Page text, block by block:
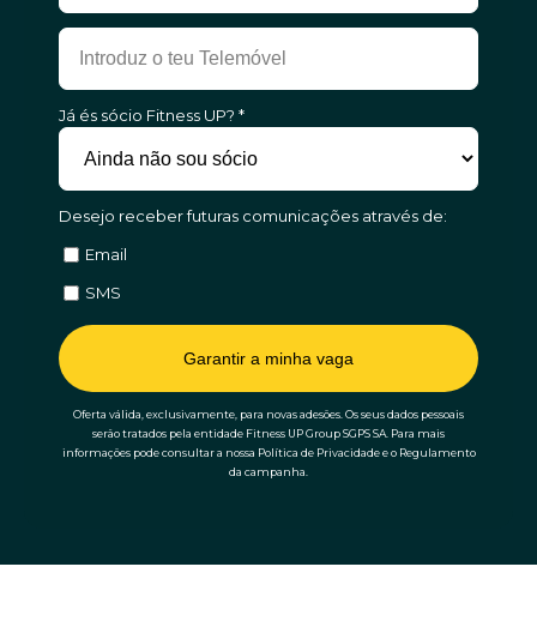
Já és sócio Fitness UP? *
Desejo receber futuras comunicações através de:
Email
SMS
Garantir a minha vaga
Oferta válida, exclusivamente, para novas adesões. Os seus dados pessoais
serão tratados pela entidade Fitness UP Group SGPS SA. Para mais
informações pode consultar a nossa Política de Privacidade e o Regulamento
da campanha.